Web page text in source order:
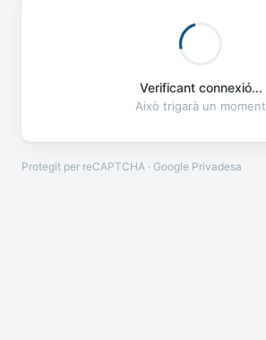
Verificant connexió...
Això trigarà un moment
Protegit per reCAPTCHA · Google Privadesa